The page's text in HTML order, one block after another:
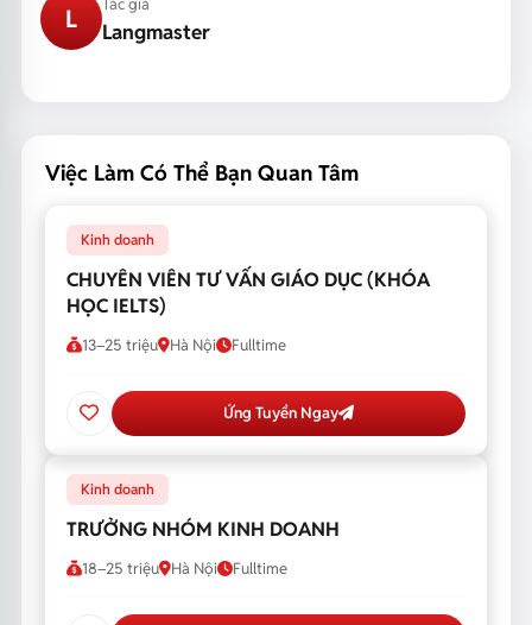
L Tác giả
Langmaster
Việc Làm Có Thể Bạn Quan Tâm
Kinh doanh
CHUYÊN VIÊN TƯ VẤN GIÁO DỤC (KHÓA
HỌC IELTS)
13–25 triệu Hà Nội Fulltime
Ứng Tuyển Ngay
Kinh doanh
TRƯỞNG NHÓM KINH DOANH
18–25 triệu Hà Nội Fulltime